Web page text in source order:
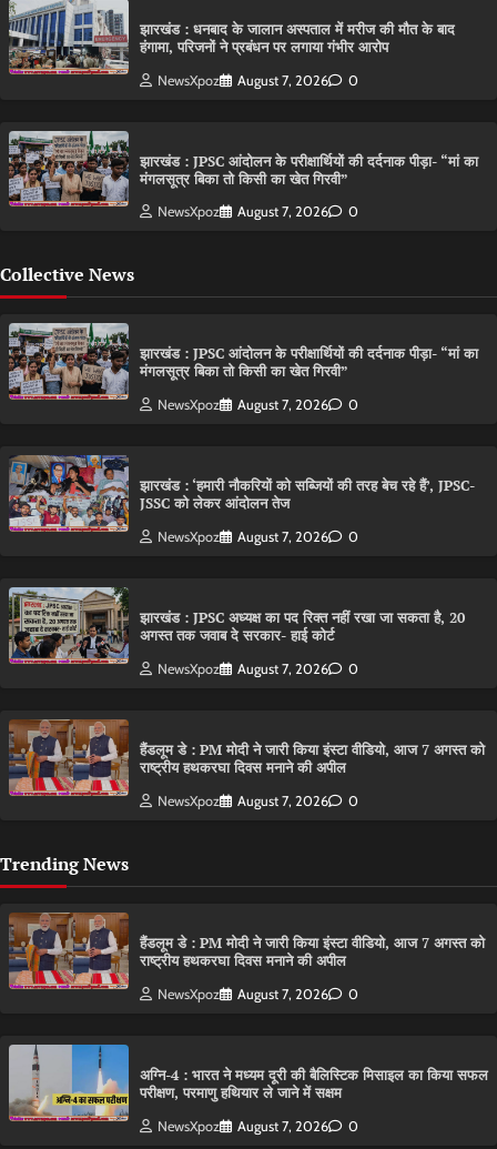
झारखंड : धनबाद के जालान अस्पताल में मरीज की मौत के बाद
हंगामा, परिजनों ने प्रबंधन पर लगाया गंभीर आरोप
NewsXpoz August 7, 2026 0
झारखंड : JPSC आंदोलन के परीक्षार्थियों की दर्दनाक पीड़ा- “मां का
मंगलसूत्र बिका तो किसी का खेत गिरवी”
NewsXpoz August 7, 2026 0
Collective News
झारखंड : JPSC आंदोलन के परीक्षार्थियों की दर्दनाक पीड़ा- “मां का
मंगलसूत्र बिका तो किसी का खेत गिरवी”
NewsXpoz August 7, 2026 0
झारखंड : ‘हमारी नौकरियों को सब्जियों की तरह बेच रहे हैं’, JPSC-
JSSC को लेकर आंदोलन तेज
NewsXpoz August 7, 2026 0
झारखंड : JPSC अध्यक्ष का पद रिक्त नहीं रखा जा सकता है, 20
अगस्त तक जवाब दे सरकार- हाई कोर्ट
NewsXpoz August 7, 2026 0
हैंडलूम डे : PM मोदी ने जारी किया इंस्टा वीडियो, आज 7 अगस्त को
राष्ट्रीय हथकरघा दिवस मनाने की अपील
NewsXpoz August 7, 2026 0
Trending News
हैंडलूम डे : PM मोदी ने जारी किया इंस्टा वीडियो, आज 7 अगस्त को
राष्ट्रीय हथकरघा दिवस मनाने की अपील
NewsXpoz August 7, 2026 0
अग्नि-4 : भारत ने मध्यम दूरी की बैलिस्टिक मिसाइल का किया सफल
परीक्षण, परमाणु हथियार ले जाने में सक्षम
NewsXpoz August 7, 2026 0